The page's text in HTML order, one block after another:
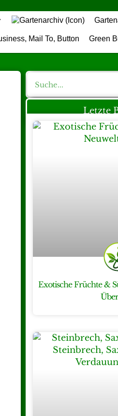
Green
Letzte
Exotische Früchte &